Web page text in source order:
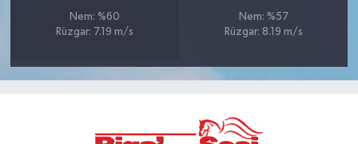
Nem: %60
Rüzgar: 7.19 m/s
Nem: %57
Rüzgar: 8.19 m/s